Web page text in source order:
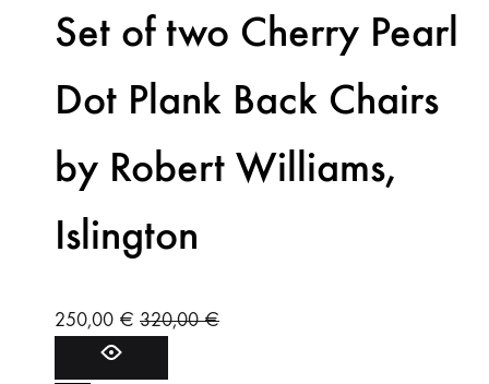
Set of two Cherry Pearl
Dot Plank Back Chairs
by Robert Williams,
Islington
250,00 € 320,00€